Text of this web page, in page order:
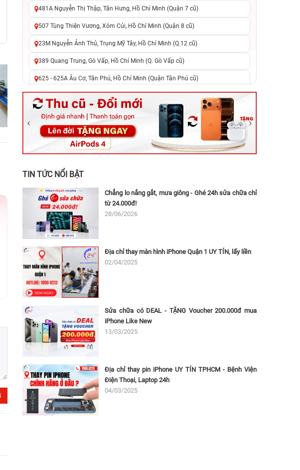
chuyển đổi, 0 gọi người thân
chuyển đổi, 0 gọi người thân
481A Nguyễn Thị Thập, Tân Hưng, Hồ Chí Minh (Quận 7 cũ)
507 Tùng Thiện Vương, Xóm Củi, Hồ Chí Minh (Quận 8 cũ)
23M Nguyễn Ảnh Thủ, Trung Mỹ Tây, Hồ Chí Minh (Q.12 cũ)
389 Quang Trung, Gò Vấp, Hồ Chí Minh (Q. Gò Vấp cũ)
625 - 625A Âu Cơ, Tân Phú, Hồ Chí Minh (Quận Tân Phú cũ)
326 Lê Văn Việt, Tăng Nhơn Phú, Hồ Chí Minh (Q.9 TP. Thủ Đức cũ)
256 Võ Văn Ngân, Thủ Đức, Hồ Chí Minh (Bình Thọ, TP. Thủ Đức Cũ)
70 Nguyễn An Ninh, Dĩ An, Hồ Chí Minh (Bình Dương Cũ)
24h Vũng Tàu: 162A Ba Cu, Vũng Tàu, Hồ Chí Minh (TP. Vũng Tàu cũ)
TIN TỨC NỔI BẬT
Chẳng lo nắng gắt, mưa giông - Ghé 24h sửa chữa chỉ
từ 24.000đ!
28/06/2026
Địa chỉ thay màn hình iPhone Quận 1 UY TÍN, lấy liền
02/04/2025
Sửa chữa có DEAL - TẶNG Voucher 200.000đ mua
iPhone Like New
13/03/2025
Địa chỉ thay pin iPhone UY TÍN TPHCM - Bệnh Viện
Điện Thoại, Laptop 24h
04/03/2025